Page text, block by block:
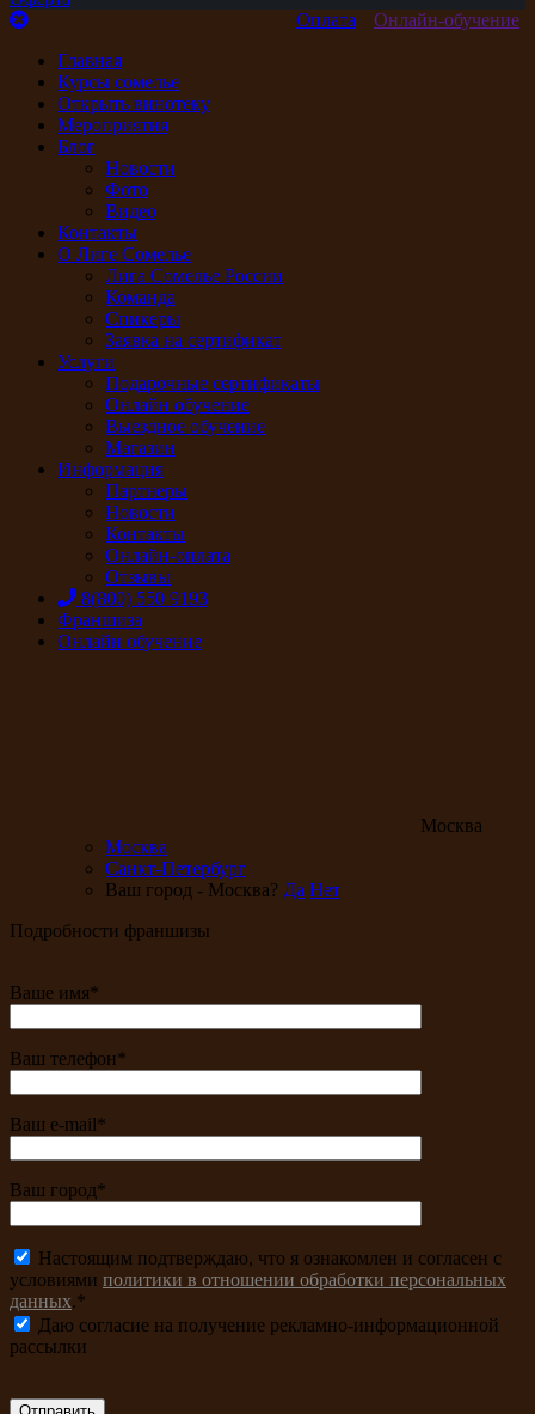
Онлайн-обучение
Оплата
Главная
Курсы сомелье
Открыть винотеку
Мероприятия
Блог
Новости
Фото
Видео
Контакты
О Лиге Сомелье
Лига Сомелье России
Команда
Спикеры
Заявка на сертификат
Услуги
Подарочные сертификаты
Онлайн обучение
Выездное обучение
Магазин
Информация
Партнеры
Новости
Контакты
Онлайн-оплата
Отзывы
8(800) 550 9193
Франшиза
Онлайн обучение
Москва
Москва
Санкт-Петербург
Ваш город - Москва? Да Нет
Подробности франшизы
Ваше имя*
Ваш телефон*
Ваш e-mail*
Ваш город*
Настоящим подтверждаю, что я ознакомлен и согласен с
условиями политики в отношении обработки персональных
данных.*
Даю согласие на получение рекламно-информационной
рассылки